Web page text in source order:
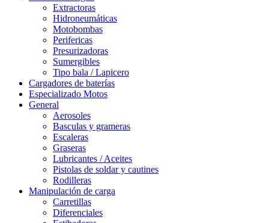
Extractoras
Hidroneumáticas
Motobombas
Perifericas
Presurizadoras
Sumergibles
Tipo bala / Lapicero
Cargadores de baterías
Especializado Motos
General
Aerosoles
Basculas y grameras
Escaleras
Graseras
Lubricantes / Aceites
Pistolas de soldar y cautines
Rodilleras
Manipulación de carga
Carretillas
Diferenciales